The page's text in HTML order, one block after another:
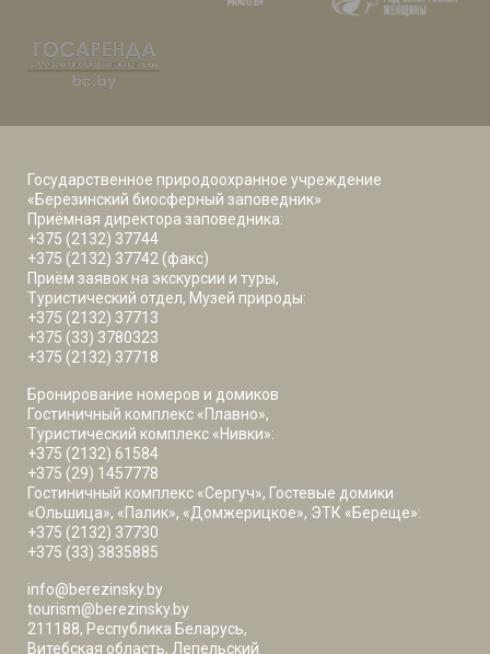
Государственное природоохранное учреждение
«Березинский биосферный заповедник»
Приёмная директора заповедника:
+375 (2132) 37744
+375 (2132) 37742 (факс)
Приём заявок на экскурсии и туры,
Туристический отдел, Музей природы:
+375 (2132) 37713
+375 (33) 3780323
+375 (2132) 37718
Бронирование номеров и домиков
Гостиничный комплекс «Плавно»,
Туристический комплекс «Нивки»:
+375 (2132) 61584
+375 (29) 1457778
Гостиничный комплекс «Сергуч», Гостевые домики
«Ольшица», «Палик», «Домжерицкое», ЭТК «Береще»:
+375 (2132) 37730
+375 (33) 3835885
info@berezinsky.by
tourism@berezinsky.by
211188, Республика Беларусь,
Витебская область, Лепельский